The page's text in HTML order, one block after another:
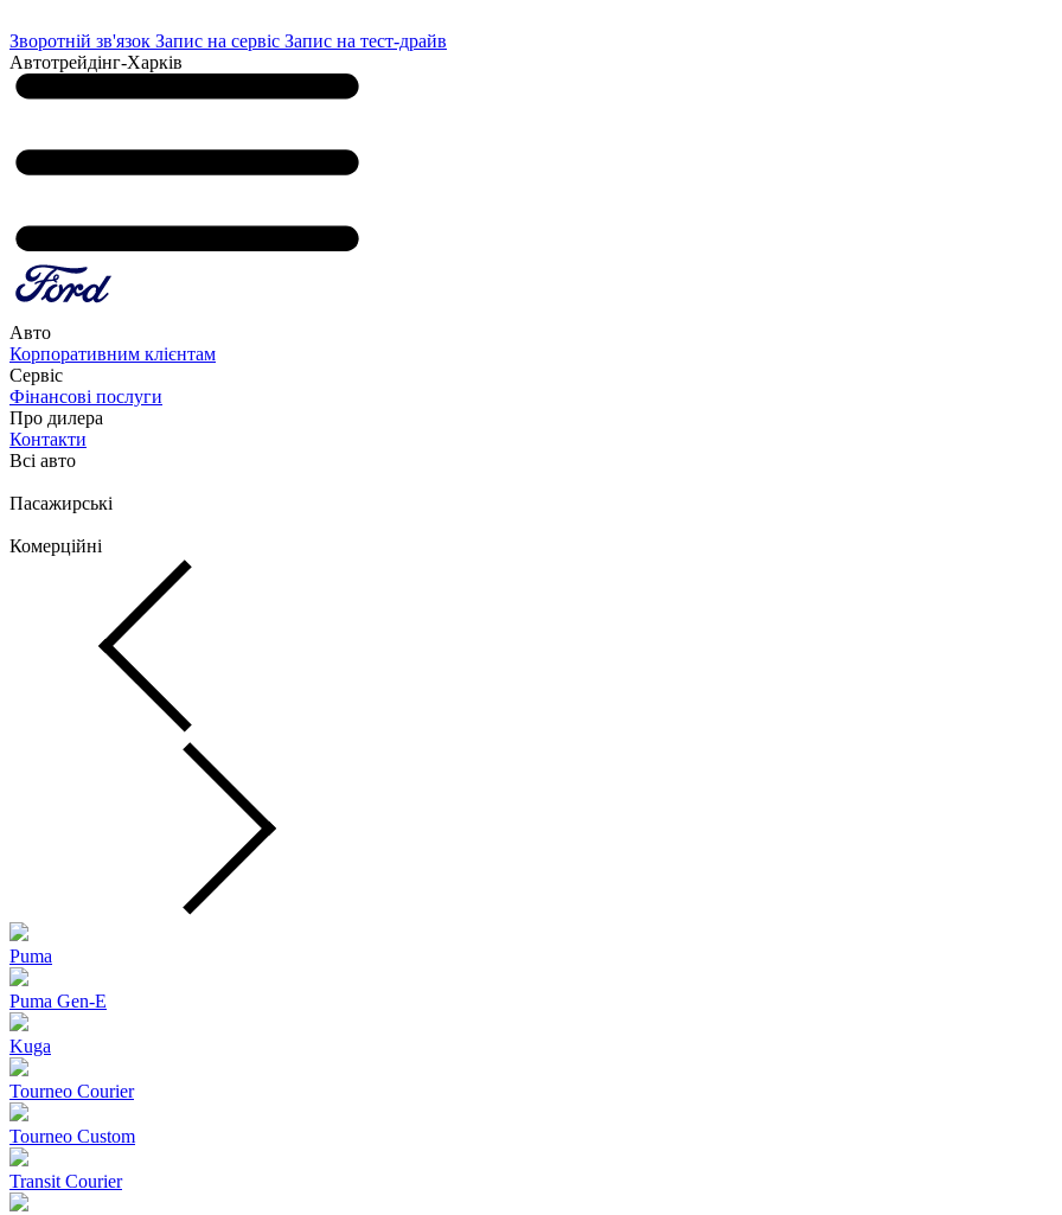
Зворотній зв'язок Запис на сервіс Запис на тест-драйв
Автотрейдінг-Харків
Авто
Корпоративним клієнтам
Сервіс
Фінансові послуги
Про дилера
Контакти
Всі авто
Пасажирські
Комерційні
Puma
Puma Gen‑E
Kuga
Tourneo Courier
Tourneo Custom
Transit Courier